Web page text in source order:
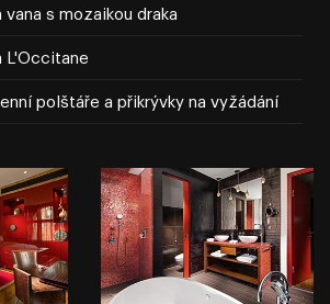
vana s mozaikou draka
L'Occitane
polštáře a přikrývky na vyžádání